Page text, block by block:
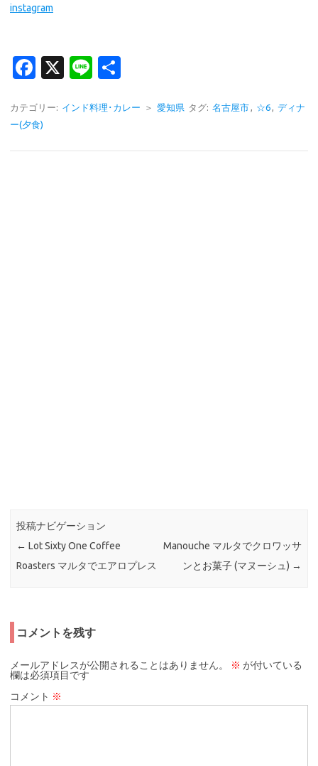
instagram
Fa
e
b
X
Li
e
カテゴリー: インド料理･カレー ＞ 愛知県 タグ: 名古屋市, ☆6, ディナ
ー(夕食)
投稿ナビゲーション
← Lot Sixty One Coffee
Roasters マルタでエアロプレス
Manouche マルタでクロワッサ
ンとお菓子 (マヌーシュ) →
コメントを残す
メールアドレスが公開されることはありません。 ※ が付いている
欄は必須項目です
コメント ※